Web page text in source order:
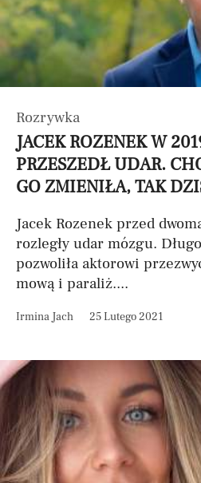
Rozrywka
JACEK ROZENEK W
PRZESZEDŁ UDAR.
GO ZMIENIŁA, TAK
Jacek Rozenek przed
rozległy udar mózgu.
pozwoliła aktorowi
mową i paraliż....
Irmina Jach 25 Lutego 2021